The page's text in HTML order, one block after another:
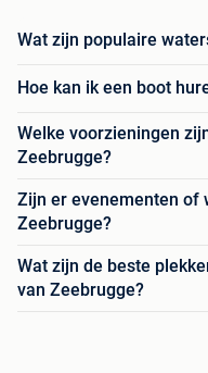
Wat zijn populaire
Hoe kan ik een boot
Welke voorzieningen
Zeebrugge?
Zijn er evenementen of
Zeebrugge?
Wat zijn de beste
van Zeebrugge?